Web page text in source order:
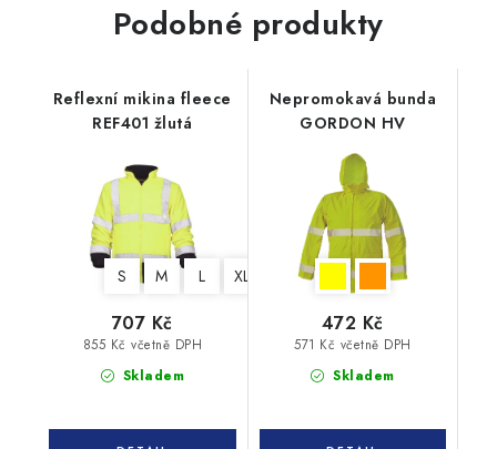
Podobné produkty
Reflexní mikina fleece
REF401 žlutá
S M L XL XXL 4XL
Skladem
855 Kč včetně DPH
707 Kč
Nepromokavá bunda
GORDON HV
Skladem
571 Kč včetně DPH
472 Kč